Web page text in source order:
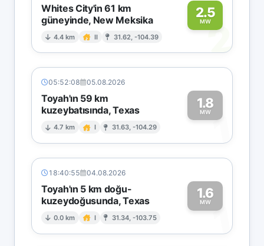
Whites City'in 61 km
güneyinde, New Meksika
4.4 km II 31.62, -104.39
2.5
MW2
05:52:08 05.08.2026
Toyah'ın 59 km
kuzeybatısında, Texas
4.7 km I 31.63, -104.29
1.8
MW1
18:40:55 04.08.2026
Toyah'ın 5 km doğu-
kuzeydoğusunda, Texas
0.0 km I 31.34, -103.75
1.6
MW1